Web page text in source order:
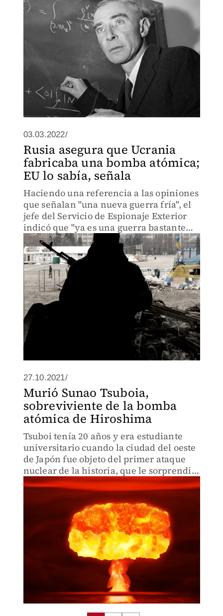
03.03.2022/
Rusia asegura que Ucrania
fabricaba una bomba atómica;
EU lo sabía, señala
Haciendo una referencia a las opiniones
que señalan "una nueva guerra fría", el
jefe del Servicio de Espionaje Exterior
indicó que "ya es una guerra bastante
caliente".
27.10.2021/
Murió Sunao Tsuboia,
sobreviviente de la bomba
atómica de Hiroshima
Tsuboi tenía 20 años y era estudiante
universitario cuando la ciudad del oeste
de Japón fue objeto del primer ataque
nuclear de la historia, que le sorprendió
cuando iba de camino a su centro de
estudios y le causó graves quemaduras
en el rostro.